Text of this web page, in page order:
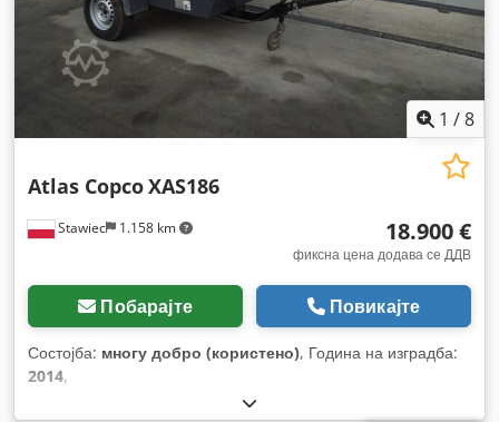
1 /8
Stawiec 1.158 km
Atlas CopcoXAS186
18.900 €
фиксна цена додава се ДДВ
Побарајте Повикајте
Состојба: многу добро (користено), Година на изградба:
2014,